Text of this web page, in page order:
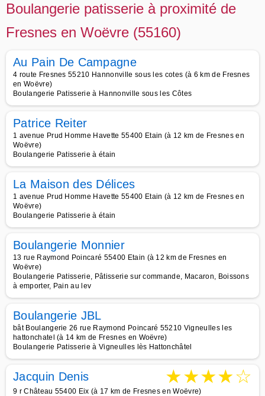
Boulangerie patisserie à proximité de
Fresnes en Woëvre (55160)
Au Pain De Campagne
4 route Fresnes 55210 Hannonville sous les cotes (à 6 km de Fresnes
en Woëvre)
Boulangerie Patisserie à Hannonville sous les Côtes
Patrice Reiter
1 avenue Prud Homme Havette 55400 Etain (à 12 km de Fresnes en
Woëvre)
Boulangerie Patisserie à étain
La Maison des Délices
1 avenue Prud Homme Havette 55400 Etain (à 12 km de Fresnes en
Woëvre)
Boulangerie Patisserie à étain
Boulangerie Monnier
13 rue Raymond Poincaré 55400 Etain (à 12 km de Fresnes en
Woëvre)
Boulangerie Patisserie, Pâtisserie sur commande, Macaron, Boissons
à emporter, Pain au lev
Boulangerie JBL
bât Boulangerie 26 rue Raymond Poincaré 55210 Vigneulles les
hattonchatel (à 14 km de Fresnes en Woëvre)
Boulangerie Patisserie à Vigneulles lès Hattonchâtel
Jacquin Denis ★★★★☆
9 r Château 55400 Eix (à 17 km de Fresnes en Woëvre)